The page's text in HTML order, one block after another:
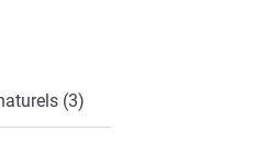
(3)